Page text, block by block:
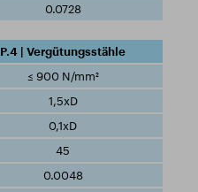
0.0728
P.4 | Vergütungsstähle
≤ 900 N/mm²
1,5xD
0,1xD
45
0.0048